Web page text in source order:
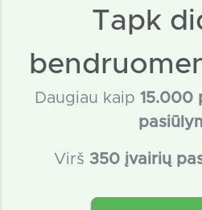
Tapk
Daugiau kaip 15.000
Virš 350 įvairių